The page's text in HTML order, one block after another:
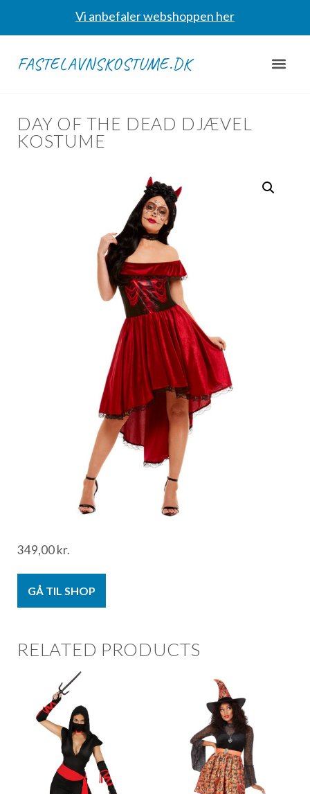
Vi anbefaler webshoppen her
FASTELAVNSKOSTUME.DK
DAY OF THE DEAD DJÆVEL
KOSTUME
349,00kr.
GÅ TIL SHOP
RELATED PRODUCTS